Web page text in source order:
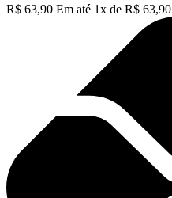
R$ 63,90 Em até 1x de R$ 63,90